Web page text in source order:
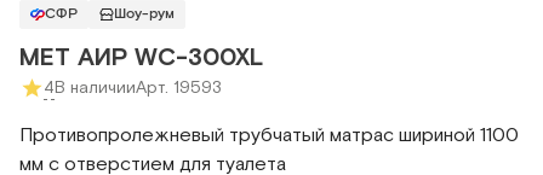
СФР Шоу-рум
MET АИР WC-300XL
4В наличииАрт. 19593
Противопролежневый трубчатый матрас шириной 1100
мм с отверстием для туалета